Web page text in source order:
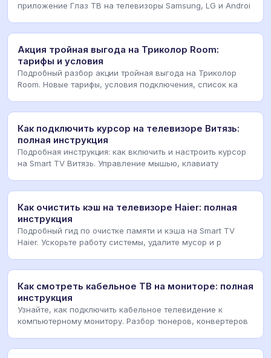
приложение Глаз ТВ на телевизоры Samsung, LG и Androi
Акция тройная выгода на Триколор Room:
тарифы и условия
Подробный разбор акции тройная выгода на Триколор
Room. Новые тарифы, условия подключения, список ка
Как подключить курсор на телевизоре Витязь:
полная инструкция
Подробная инструкция: как включить и настроить курсор
на Smart TV Витязь. Управление мышью, клавиату
Как очистить кэш на телевизоре Haier: полная
инструкция
Подробный гид по очистке памяти и кэша на Smart TV
Haier. Ускорьте работу системы, удалите мусор и р
Как смотреть кабельное ТВ на мониторе: полная
инструкция
Узнайте, как подключить кабельное телевидение к
компьютерному монитору. Разбор тюнеров, конвертеров